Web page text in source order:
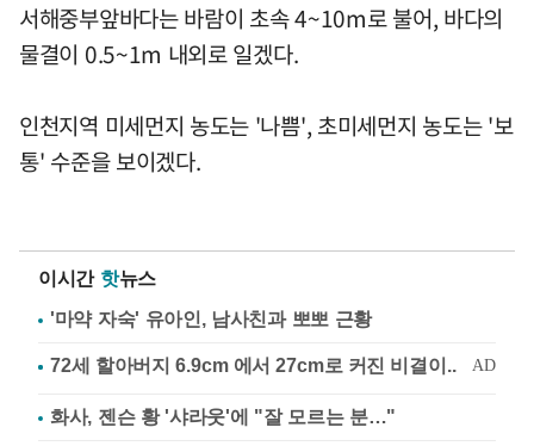
서해중부앞바다는 바람이 초속 4~10m로 불어, 바다의
물결이 0.5~1m 내외로 일겠다.
인천지역 미세먼지 농도는 '나쁨', 초미세먼지 농도는 '보
통' 수준을 보이겠다.
이시간 핫뉴스
'마약 자숙' 유아인, 남사친과 뽀뽀 근황
화사, 젠슨 황 '샤라웃'에 "잘 모르는 분…"